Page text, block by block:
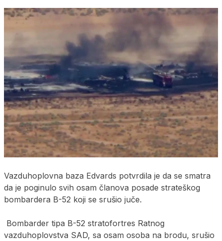
Vazduhoplovna baza Edvards potvrdila je da se smatra
da je poginulo svih osam članova posade strateškog
bombardera B-52 koji se srušio juče.
Bombarder tipa B-52 stratofortres Ratnog
vazduhoplovstva SAD, sa osam osoba na brodu, srušio